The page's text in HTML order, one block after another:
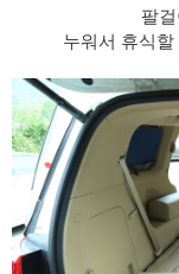
팔
누워서 휴식